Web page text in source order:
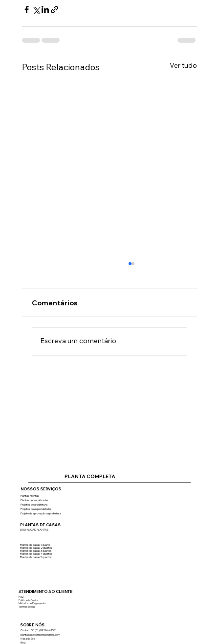
Posts Relacionados Ver tudo
Comentários
Escreva um comentário
PLANTA COMPLETA
NOSSOS SERVIÇOS
Plantas Prontas
Plantas personalizadas
Projetos de arquitetura
Projetos de especialidades
Projeto de aprovação na prefeitura
PLANTAS DE CASAS
DOWNLOAD PLANTAS
Plantas de casas 1 quarto
Plantas de casas 2 quartos
Plantas de casas 3 quartos
Plantas de casas 4 quartos
Plantas de casas 5 quartos
ATENDIMENTO AO CLIENTE
FAQ
Política de Envios
Métodos de Pagamento
Termos de Uso
SOBRE NÓS
Contato: 55 (31) 99296-4152
plantabaixacompleta@gmail.com
Mapa do Site
Blog